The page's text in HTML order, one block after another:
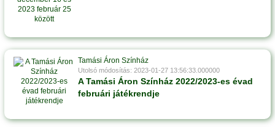
Tamási Áron Színház
Utolsó módosítás: 2023-01-27 13:56:33.000000
A Tamási Áron Színház 2022/2023-es évad
februári játékrendje